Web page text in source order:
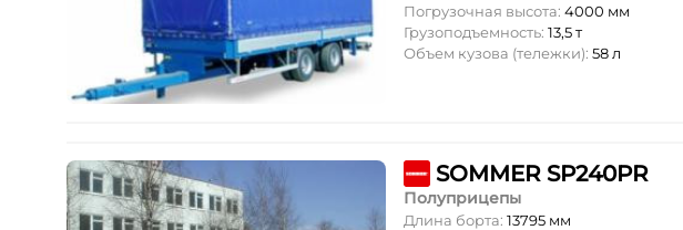
Погрузочная высота: 4000 мм
Грузоподъемность: 13,5 т
Объем кузова (тележки): 58 л
SOMMER SP240PR
Полуприцепы
Длина борта: 13795 мм